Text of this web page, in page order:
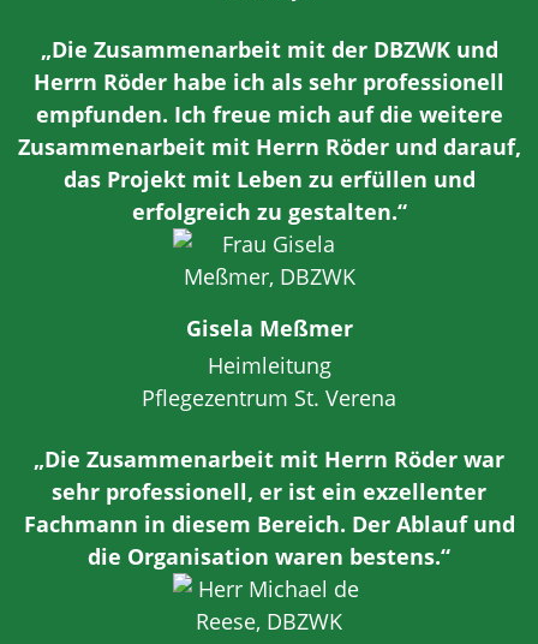
„Die Zusammenarbeit mit der DBZWK und
Herrn Röder habe ich als sehr professionell
empfunden. Ich freue mich auf die weitere
Zusammenarbeit mit Herrn Röder und darauf,
das Projekt mit Leben zu erfüllen und
erfolgreich zu gestalten.“
Gisela Meßmer
Heimleitung
Pflegezentrum St. Verena
„Die Zusammenarbeit mit Herrn Röder war
sehr professionell, er ist ein exzellenter
Fachmann in diesem Bereich. Der Ablauf und
die Organisation waren bestens.“